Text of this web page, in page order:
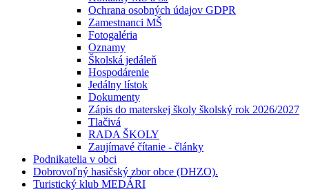
Ochrana osobných údajov GDPR
Zamestnanci MŠ
Fotogaléria
Oznamy
Školská jedáleň
Hospodárenie
Jedálny lístok
Dokumenty
Zápis do materskej školy školský rok 2026/2027
Tlačivá
RADA ŠKOLY
Zaujímavé čítanie - články
Podnikatelia v obci
Dobrovoľný hasičský zbor obce (DHZO).
Turistický klub MEDÁRI